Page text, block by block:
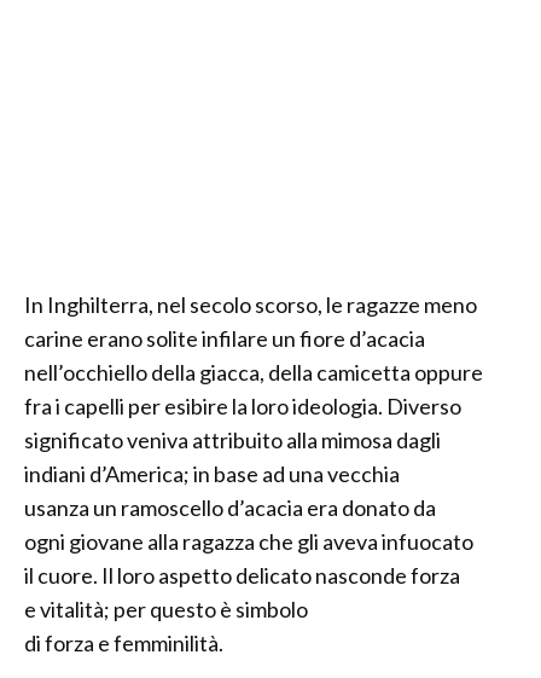
In Inghilterra, nel secolo scorso, le ragazze meno
carine erano solite infilare un fiore d’acacia
nell’occhiello della giacca, della camicetta oppure
fra i capelli per esibire la loro ideologia. Diverso
significato veniva attribuito alla mimosa dagli
indiani d’America; in base ad una vecchia
usanza un ramoscello d’acacia era donato da
ogni giovane alla ragazza che gli aveva infuocato
il cuore. Il loro aspetto delicato nasconde forza
e vitalità; per questo è simbolo
di forza e femminilità.